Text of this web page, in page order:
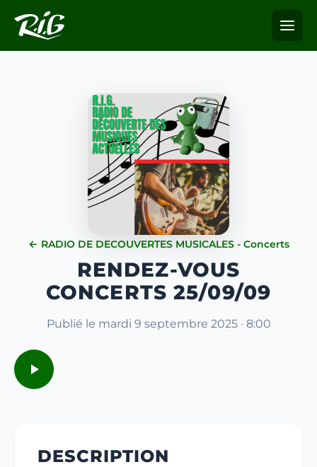
← RADIO DE DECOUVERTES MUSICALES - Concerts
RENDEZ-VOUS
CONCERTS 25/09/09
Publié le mardi 9 septembre 2025 · 8:00
DESCRIPTION